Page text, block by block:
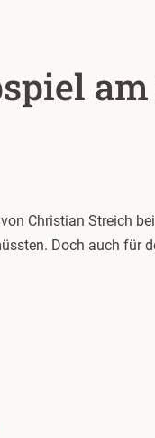
Christian Streich
Doch auch für